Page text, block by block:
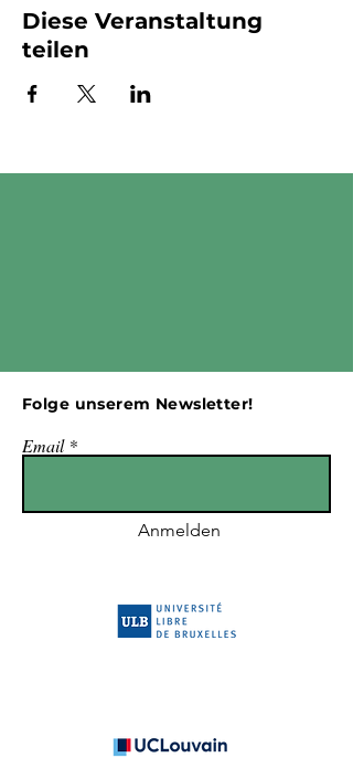
Diese Veranstaltung
teilen
Folge unserem Newsletter!
Email
Anmelden